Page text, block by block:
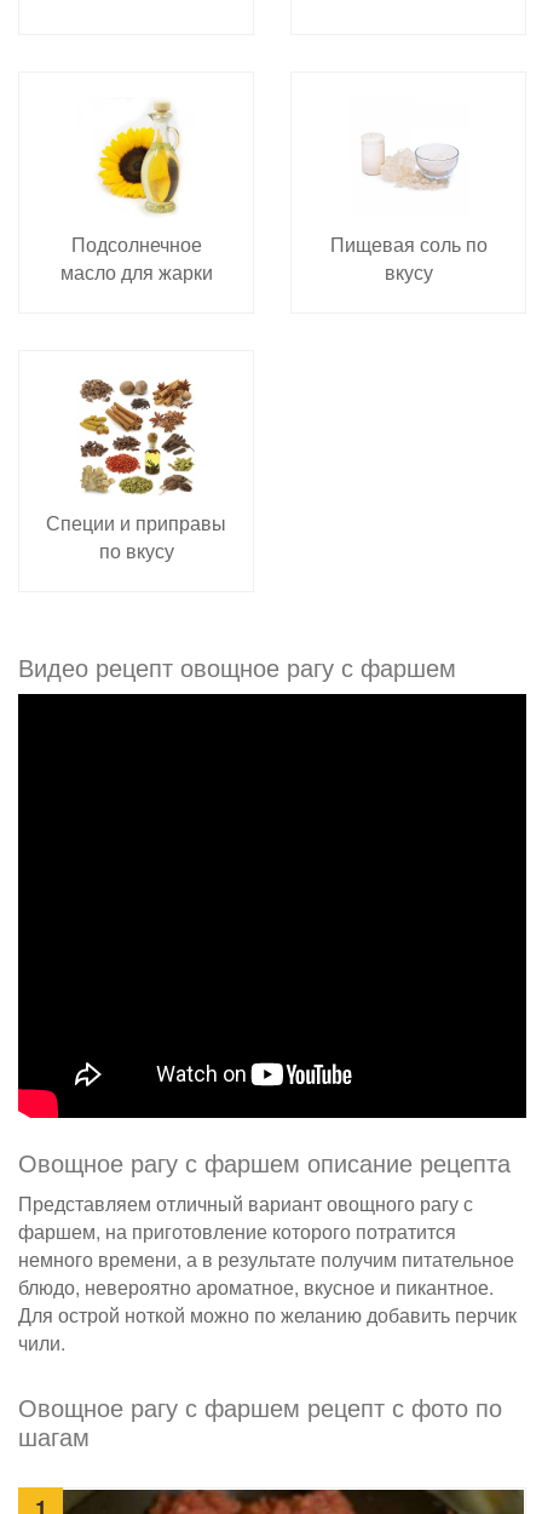
Подсолнечное
масло для жарки
Пищевая соль по
вкусу
Специи и приправы
по вкусу
Видео рецепт овощное рагу с фаршем
Овощное рагу с фаршем описание рецепта
Представляем отличный вариант овощного рагу с
фаршем, на приготовление которого потратится
немного времени, а в результате получим питательное
блюдо, невероятно ароматное, вкусное и пикантное.
Для острой ноткой можно по желанию добавить перчик
чили.
Овощное рагу с фаршем рецепт с фото по
шагам